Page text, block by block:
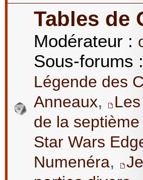
Tables de
Modérateur :
Sous-forums :
Légende des
Anneaux,
de la
Star Wars
Numenéra,